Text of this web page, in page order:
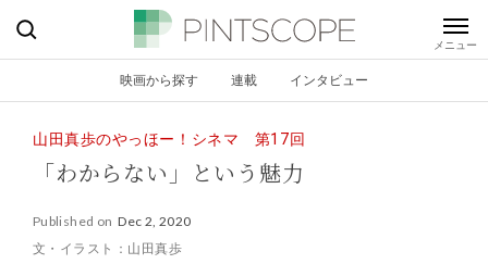
映画から探す 連載 インタビュー
山田真歩のやっほー！シネマ 第17回
「わからない」という魅力
Published on Dec 2, 2020
文・イラスト：山田真歩